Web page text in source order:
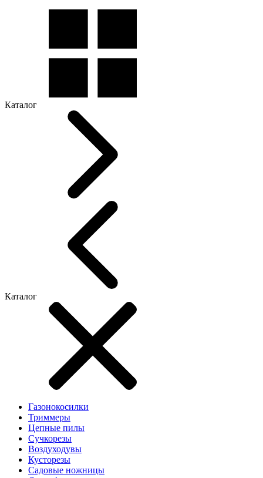
Каталог
Каталог
Газонокосилки
Триммеры
Цепные пилы
Cучкорезы
Воздуходувы
Кусторезы
Садовые ножницы